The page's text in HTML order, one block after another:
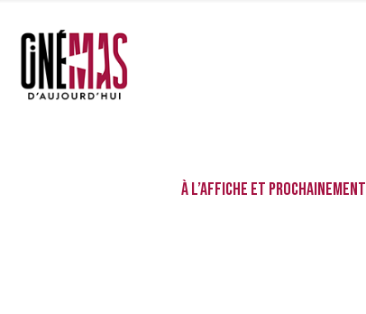
À l’affiche et prochainement